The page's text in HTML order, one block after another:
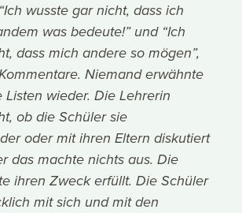
wusste gar nicht, dass ich
was bedeute!” und “Ich
dass mich andere so mögen”,
Niemand erwähnte
Listen wieder. Die Lehrerin
ob die Schüler sie
oder mit ihren Eltern diskutiert
das machte nichts aus. Die
ihren Zweck erfüllt. Die Schüler
mit sich und mit den